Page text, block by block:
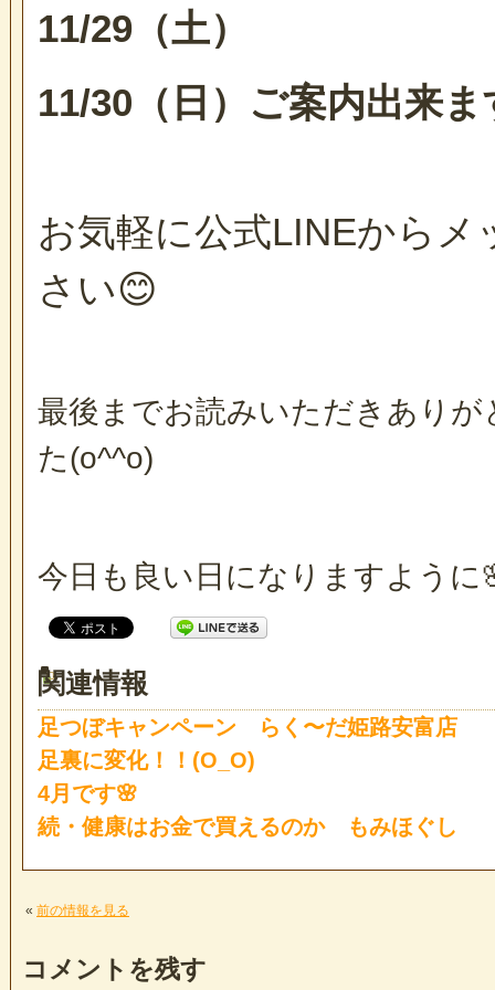
11/29（土）
11/30（日）
ご案内出来
お気軽に公式LINEからメ
さい😊
最後までお読みいただきあり
た(o^^o)
今日も良い日になりますように
関連情報
足つぼキャンペーン らく〜だ姫路安富店
足裏に変化！！(O_O)
4月です🌸
続・健康はお金で買えるのか もみほぐし
« 前の情報を見る
コメントを残す